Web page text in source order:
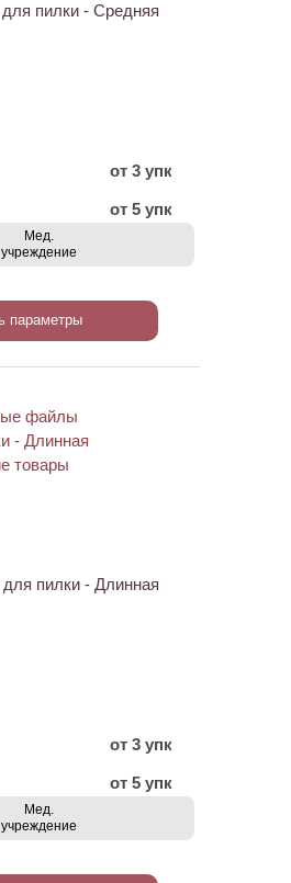
пилки - Средняя
от 3 упк
от 5 упк
Мед.
учреждение
параметры
пилки - Длинная
от 3 упк
от 5 упк
Мед.
учреждение